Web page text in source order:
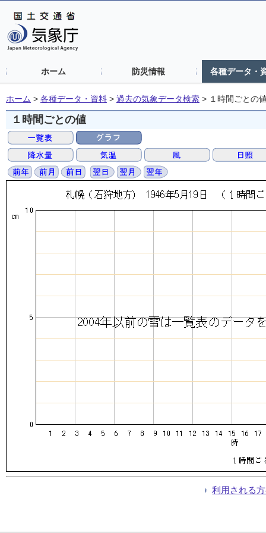
ホーム 防災情報 各種データ・
ホーム > 各種データ・資料 > 過去の気象データ検索 > １時間ごとの
１時間ごとの値
利用される